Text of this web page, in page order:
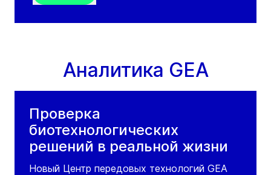
Аналитика GEA
Проверка
биотехнологических
решений в реальной жизни
Новый Центр передовых технологий GEA